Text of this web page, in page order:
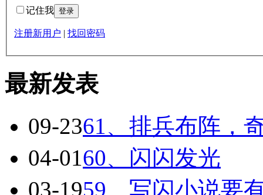
记住我
注册新用户 | 找回密码
最新发表
09-2361、排兵布阵，
04-0160、闪闪发光
03-1959、写闪小说要